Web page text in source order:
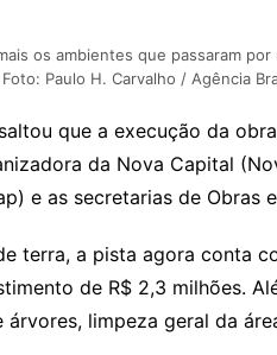
os ambientes que passaram por
Foto: Paulo H. Carvalho / Agência
que a execução da
da Nova Capital
e as secretarias de Obras
terra, a pista agora conta
de R$ 2,3 milhões.
limpeza geral da